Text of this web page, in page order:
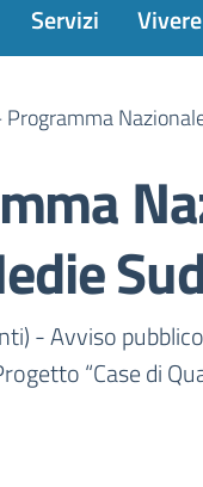
Servizi
Programma
- Avviso
“Case di